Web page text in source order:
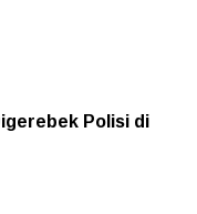
Polisi di